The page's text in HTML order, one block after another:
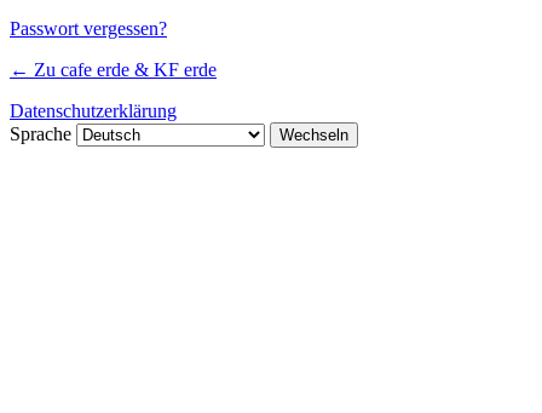
Passwort vergessen?
← Zu cafe erde & KF erde
Datenschutzerklärung
Sprache